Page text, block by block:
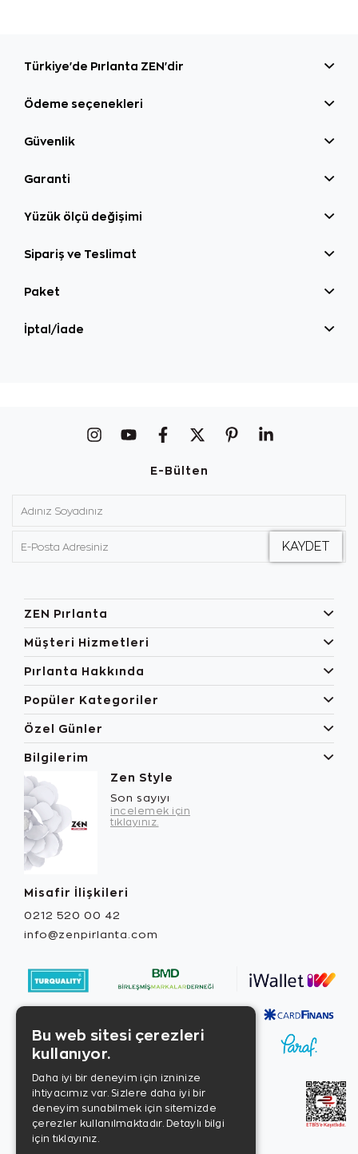
Türkiye'de Pırlanta ZEN'dir
Ödeme seçenekleri
Güvenlik
Garanti
Yüzük ölçü değişimi
Sipariş ve Teslimat
Paket
İptal/İade
E-Bülten
ZEN Pırlanta
Müşteri Hizmetleri
Pırlanta Hakkında
Popüler Kategoriler
Özel Günler
Bilgilerim
Zen Style
Son sayıyı
incelemek için
tıklayınız.
Misafir İlişkileri
0212 520 00 42
info@zenpirlanta.com
Bu web sitesi çerezleri
kullanıyor.
Daha iyi bir deneyim için izninize
ihtiyacımız var. Sizlere daha iyi bir
deneyim sunabilmek için sitemizde
çerezler kullanılmaktadır. Detaylı bilgi
için tıklayınız.